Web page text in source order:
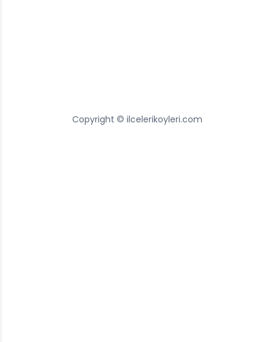
Copyright © ilcelerikoyleri.com